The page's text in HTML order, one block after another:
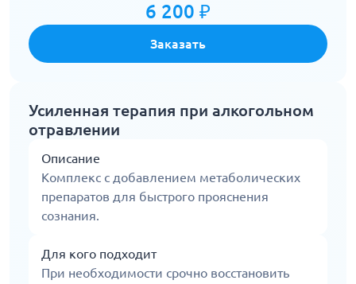
6 200 ₽
Заказать
Усиленная терапия при алкогольном
отравлении
Описание
Комплекс с добавлением метаболических
препаратов для быстрого прояснения
сознания.
Для кого подходит
При необходимости срочно восстановить